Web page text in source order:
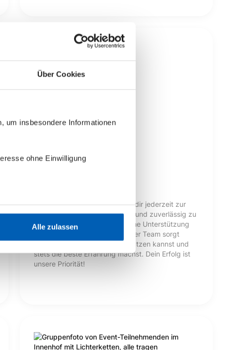
Über Cookies
um insbesondere Informationen
ohne Einwilligung
Alle zulassen
Unser Customer Support steht dir jederzeit zur
Seite, um deine Fragen schnell und zuverlässig zu
beantworten. Egal ob technische Unterstützung
oder allgemeine Anliegen – unser Team sorgt
dafür, dass du epilot optimal nutzen kannst und
stets die beste Erfahrung machst. Dein Erfolg ist
unsere Priorität!